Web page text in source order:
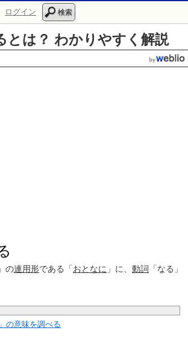
ログイン 検索
とは？ わかりやすく解説
」の連用形である「おとなに 」に、 動詞 「なる」
の意味を調べる